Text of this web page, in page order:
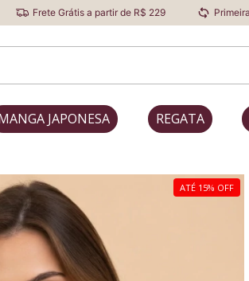
a partir de R$ 229 Primeira Troca Grátis
JAPONESA REGATA
ATÉ 15% OFF